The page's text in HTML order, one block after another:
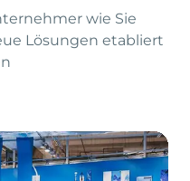
wie Sie
Lösungen etabliert